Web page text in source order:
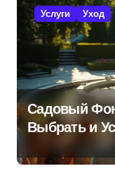
Услуги Уход
Садовый
Выбрать и
Советы!